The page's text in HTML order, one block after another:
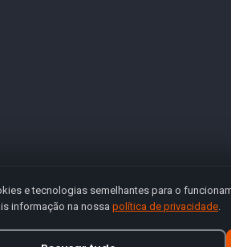
e tecnologias semelhantes para o
informação na nossa política de privacidade.